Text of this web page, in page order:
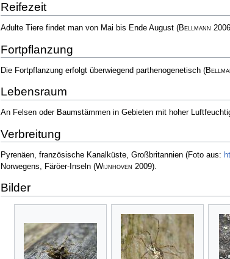
Reifezeit
Adulte Tiere findet man von Mai bis Ende August (Bellmann
Fortpflanzung
Die Fortpflanzung erfolgt überwiegend parthenogenetisch (
Lebensraum
An Felsen oder Baumstämmen in Gebieten mit hoher
Verbreitung
Pyrenäen, französische Kanalküste, Großbritannien (Foto aus:
Norwegens, Färöer-Inseln (Wijnhoven 2009).
Bilder